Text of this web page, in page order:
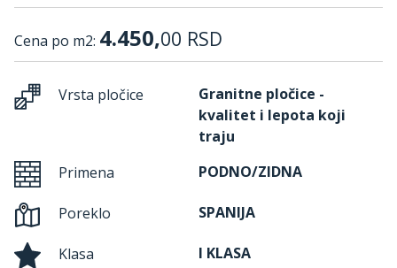
Cena po m2: 4.450,00 RSD
Vrsta pločice
Granitne pločice -
kvalitet i lepota koji
traju
Primena
PODNO/ZIDNA
Poreklo SPANIJA
Klasa I KLASA